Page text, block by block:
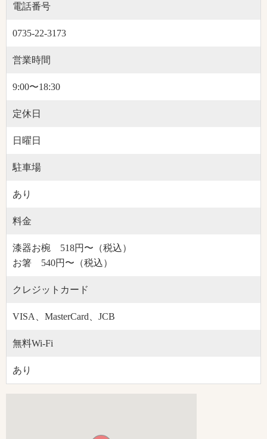
電話番号
0735-22-3173
営業時間
9:00〜18:30
定休日
日曜日
駐車場
あり
料金
漆器お椀 518円〜（税込）
お箸 540円〜（税込）
クレジットカード
VISA、MasterCard、JCB
無料Wi-Fi
あり